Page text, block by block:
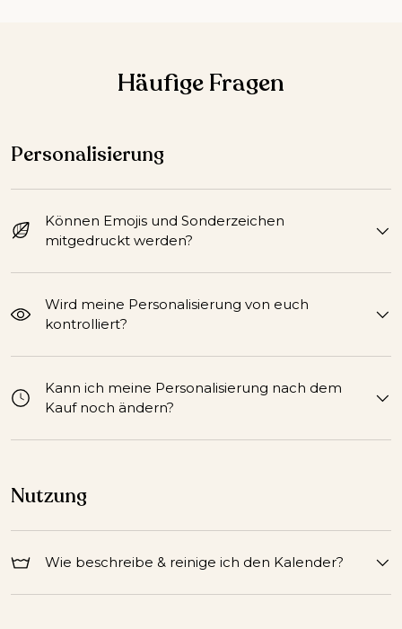
Häufige Fragen
Personalisierung
Können Emojis und Sonderzeichen
mitgedruckt werden?
Wird meine Personalisierung von euch
kontrolliert?
Kann ich meine Personalisierung nach dem
Kauf noch ändern?
Nutzung
Wie beschreibe & reinige ich den Kalender?